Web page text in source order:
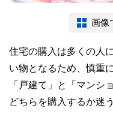
画像
住宅の購入は多くの人
い物となるため、慎重
「戸建て」と「マンシ
どちらを購入するか迷